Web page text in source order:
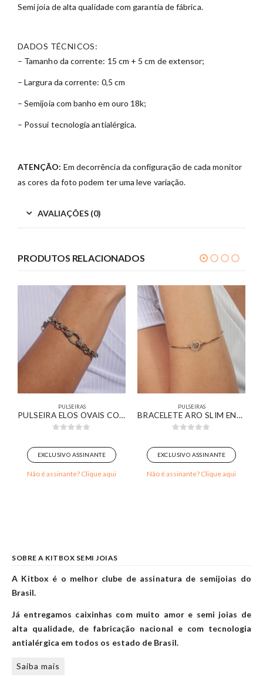
Semi joia de alta qualidade com garantia de fábrica.
DADOS TÉCNICOS:
– Tamanho da corrente: 15 cm + 5 cm de extensor;
– Largura da corrente: 0,5 cm
– Semijoia com banho em ouro 18k;
– Possui tecnologia antialérgica.
ATENÇÃO: Em decorrência da configuração de cada monitor
as cores da foto podem ter uma leve variação.
AVALIAÇÕES (0)
PRODUTOS RELACIONADOS
PULSEIRAS
PULSEIRA ELOS OVAIS COM DETALHES CRAVEJADO BANHADO EM OURO BRANCO
EXCLUSIVO ASSINANTE
Não é assinante? Clique aqui
PULSEIRAS
BRACELETE ARO SLIM ENCAIXE CORAÇÃO BANHADO EM OURO 18K
EXCLUSIVO ASSINANTE
Não é assinante? Clique aqui
SOBRE A KITBOX SEMI JOIAS
A Kitbox é o melhor clube de assinatura de semijoias do
Brasil.
Já entregamos caixinhas com muito amor e semi joias de
alta qualidade, de fabricação nacional e com tecnologia
antialérgica em todos os estado de Brasil.
Saiba mais